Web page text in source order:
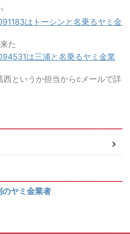
はトーシンと名乗るヤミ金
た
は三浦と名乗るヤミ金業
というか担当からcメールで詳
ヤミ金業者